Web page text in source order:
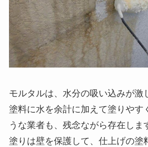
モルタルは、水分の吸い込みが激
塗料に水を余計に加えて塗りやす
うな業者も、残念ながら存在しま
塗りは壁を保護して、仕上げの塗